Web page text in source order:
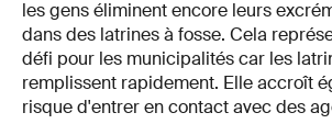
les gens éliminent encore leurs
dans des latrines à fosse. Cela
défi pour les municipalités car les
remplissent rapidement. Elle accroît
risque d'entrer en contact avec des